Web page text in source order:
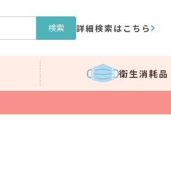
検索 詳細検索はこちら
衛生消耗品